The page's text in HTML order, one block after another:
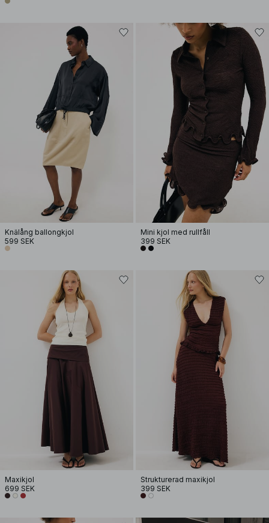
Knälång ballongkjol
599 SEK
Mini kjol med rullfåll
399 SEK
Maxikjol
699 SEK
Strukturerad maxikjol
399 SEK